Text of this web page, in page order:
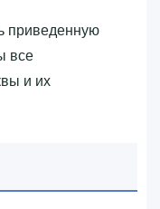
приведенную
все
и их